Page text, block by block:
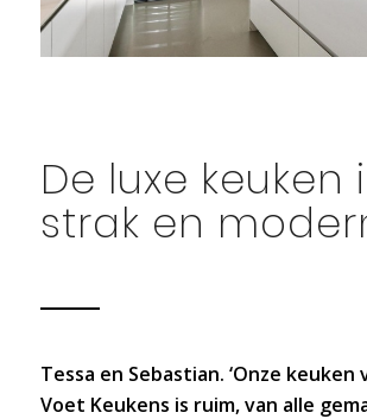
De luxe keuken
strak en
Tessa en Sebastian. ‘Onze keuken
Voet Keukens is ruim, van alle